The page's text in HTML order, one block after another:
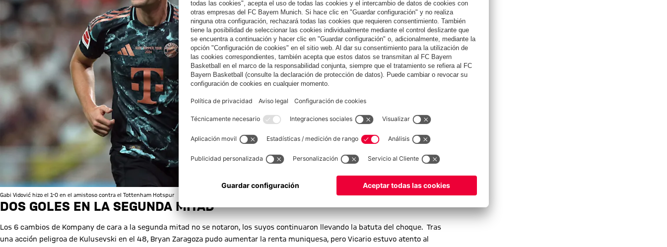
Gabi Vidović hizo el 1-0 en el amistoso contra el Tottenham Hotspur
DOS GOLES EN LA SEGUNDA MITAD
Los 6 cambios de Kompany de cara a la segunda mitad no se notaron, los suyos continuaron llevando la batuta del choque. Tras
una acción peligroa de Kulusevski en el 48, Bryan Zaragoza pudo aumentar la renta muniquesa, pero Vicario estuvo atento al